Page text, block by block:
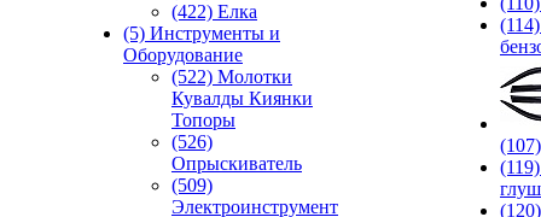
(422) Елка
(5) Инструменты и
Оборудование
(522) Молотки
Кувалды Киянки
Топоры
(526)
Опрыскиватель
(509)
Электроинструмент